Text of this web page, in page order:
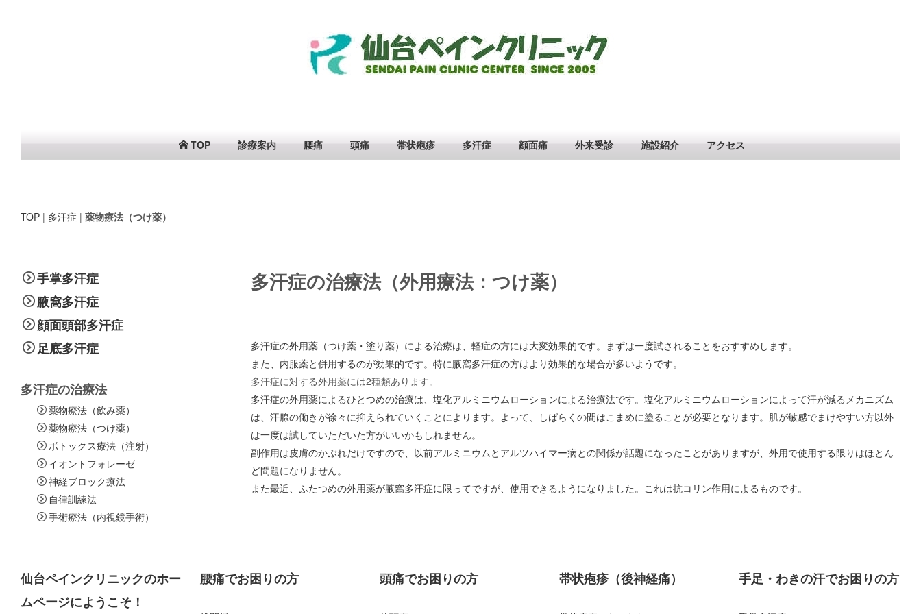
TOP 診療案内 腰痛 頭痛 帯状疱疹 多汗症 顔面痛 外来受診 施設紹介 アクセス
TOP | 多汗症 | 薬物療法（つけ薬）
多汗症の治療法（外用療法：つけ薬）
多汗症の外用薬（つけ薬・塗り薬）による治療は、軽症の方には大変効果的です。まずは一度試されることをおすすめします。
また、内服薬と併用するのが効果的です。特に腋窩多汗症の方はより効果的な場合が多いようです。
多汗症に対する外用薬には2種類あります。
多汗症の外用薬によるひとつめの治療は、塩化アルミニウムローションによる治療法です。塩化アルミニウムローションによって汗が減るメカニズム
は、汗腺の働きが徐々に抑えられていくことによります。よって、しばらくの間はこまめに塗ることが必要となります。肌が敏感でまけやすい方以外
は一度は試していただいた方がいいかもしれません。
副作用は皮膚のかぶれだけですので、以前アルミニウムとアルツハイマー病との関係が話題になったことがありますが、外用で使用する限りはほとん
ど問題になりません。
また最近、ふたつめの外用薬が腋窩多汗症に限ってですが、使用できるようになりました。これは抗コリン作用によるものです。
手掌多汗症
腋窩多汗症
顔面頭部多汗症
足底多汗症
多汗症の治療法
薬物療法（飲み薬）
薬物療法（つけ薬）
ボトックス療法（注射）
イオントフォレーゼ
神経ブロック療法
自律訓練法
手術療法（内視鏡手術）
仙台ペインクリニックのホー
ムページにようこそ！
腰痛でお困りの方 頭痛でお困りの方 帯状疱疹（後神経痛） 手足・わきの汗でお困りの方